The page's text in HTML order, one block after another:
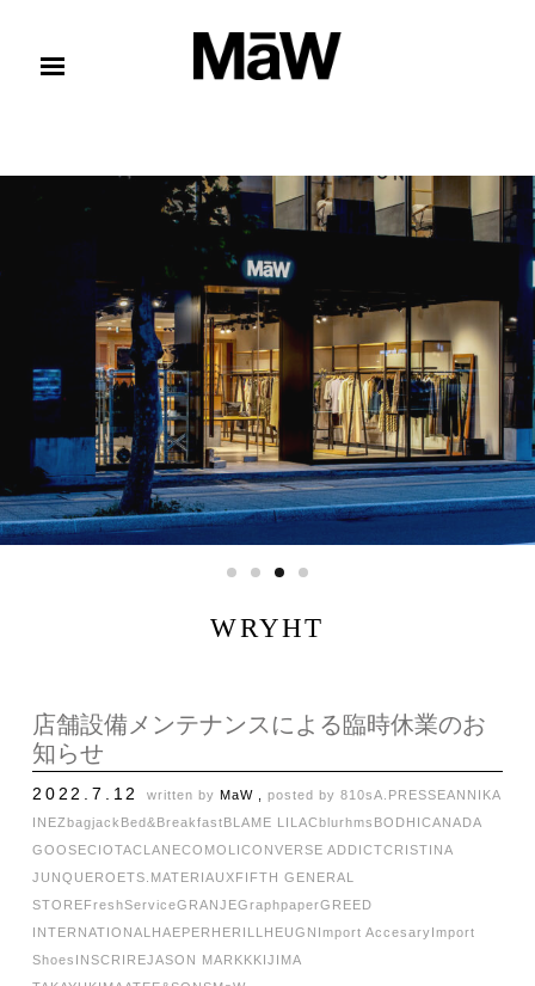
WRYHT
店舗設備メンテナンスによる臨時休業のお
知らせ
2022.7.12 written by MaW , posted by 810sA.PRESSEANNIKA
INEZbagjack Bed&BreakfastBLAME LILACblurhms BODHICANADA
GOOSECIOTACLANECOMOLICONVERSE ADDICTCRISTINA
JUNQUERO ETS.MATERIAUXFIFTH GENERAL
STOREFreshServiceGRANJEGraphpaperGREED
INTERNATIONAL HAEPER HERILL HEUGN Import AccesaryImport
Shoes INSCRIREJASON MARKKKIJIMA